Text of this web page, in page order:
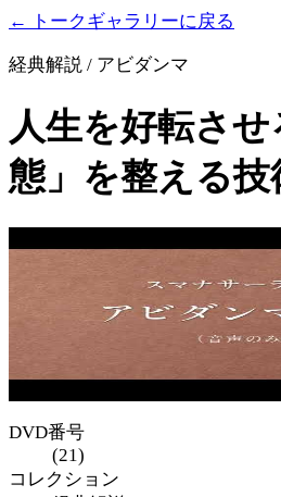
← トークギャラリーに戻る
経典解説 / アビダンマ
人生を好転さ
態」を整える技
DVD番号
(21)
コレクション